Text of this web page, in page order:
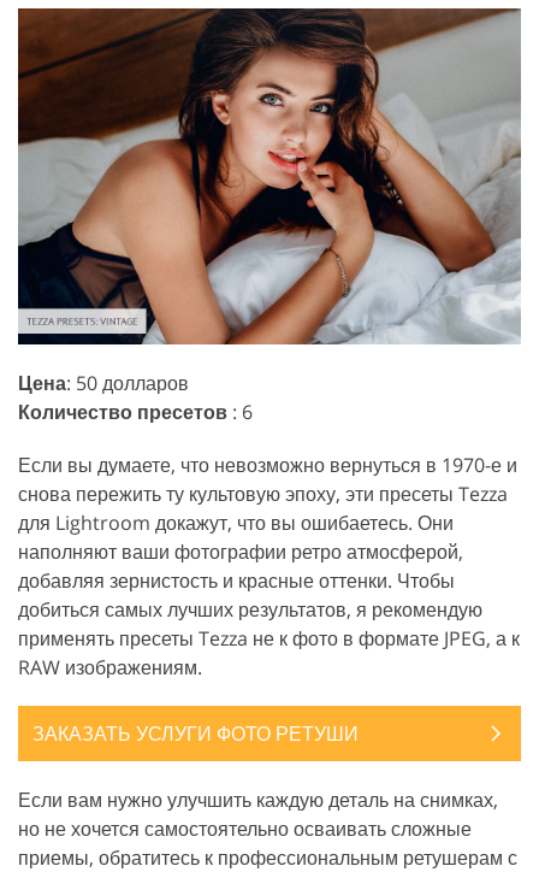
Цена: 50 долларов
Количество пресетов : 6
Если вы думаете, что невозможно вернуться в 1970-е и
снова пережить ту культовую эпоху, эти пресеты Tezza
для Lightroom докажут, что вы ошибаетесь. Они
наполняют ваши фотографии ретро атмосферой,
добавляя зернистость и красные оттенки. Чтобы
добиться самых лучших результатов, я рекомендую
применять пресеты Tezza не к фото в формате JPEG, а к
RAW изображениям.
ЗАКАЗАТЬ УСЛУГИ ФОТО РЕТУШИ
Если вам нужно улучшить каждую деталь на снимках,
но не хочется самостоятельно осваивать сложные
приемы, обратитесь к профессиональным ретушерам с